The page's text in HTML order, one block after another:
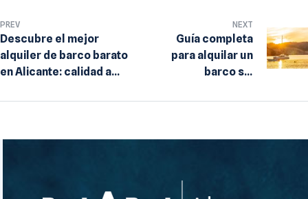
PREV
Descubre el mejor
alquiler de barco barato
en Alicante: calidad a
NEXT
Guía completa
para alquilar un
barco sin
Altea: todo lo
saber